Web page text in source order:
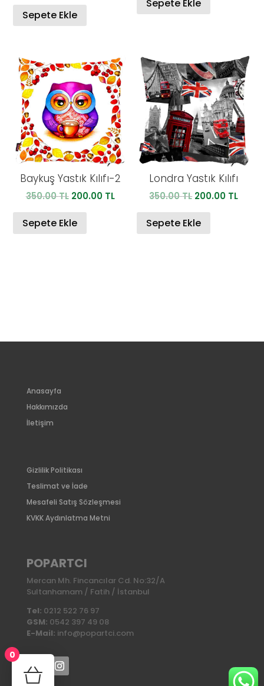
350.00 TL.
fiyat:
Sepete Ekle
Sepete Ekle
Baykuş Yastık Kılıfı-2
350.00TL Orijinal
350.00 TL.
200.00 TLŞu
200.00 TL.
Sepete Ekle
Londra Yastık Kılıfı
350.00TL Orijinal
350.00 TL.
200.00 TLŞu
Sepete Ekle
Anasayfa
Hakkımızda
İletişim
Gizlilik Politikası
Teslimat ve İade
Mesafeli Satış Sözleşmesi
KVKK Aydınlatma Metni
POPARTCI
Mercan Mh. Fincancılar Cd. No:32/A
Sultanhamam / Fatih / İstanbul
Tel: 0212 522 76 97
GSM: 0542 397 49 08
E-Mail: info@popartci.com
0